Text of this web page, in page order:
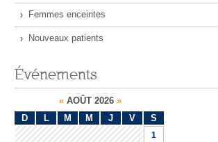
Femmes enceintes
Nouveaux patients
Événements
«AOÛT 2026 »
D
L M M J V S
1